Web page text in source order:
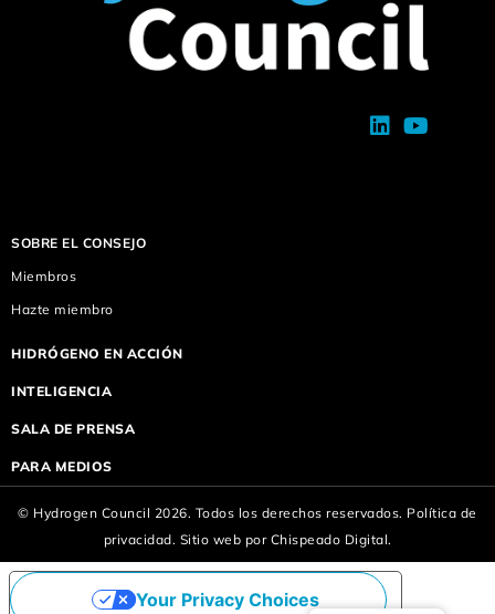
SOBRE EL CONSEJO
Miembros
Hazte miembro
HIDRÓGENO EN ACCIÓN
INTELIGENCIA
SALA DE PRENSA
PARA MEDIOS
© Hydrogen Council 2026. Todos los derechos reservados. Política de
privacidad. Sitio web por Chispeado Digital.
Your Privacy Choices